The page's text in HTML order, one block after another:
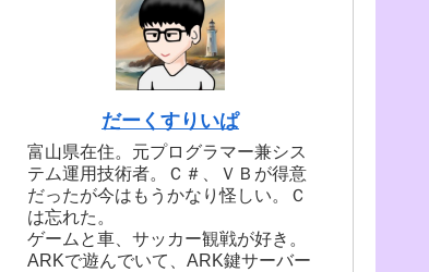
だーくすりいぱ
富山県在住。元プログラマー兼シス
テム運用技術者。Ｃ＃、ＶＢが得意
だったが今はもうかなり怪しい。Ｃ
は忘れた。
ゲームと車、サッカー観戦が好き。
ARKで遊んでいて、ARK鍵サーバー